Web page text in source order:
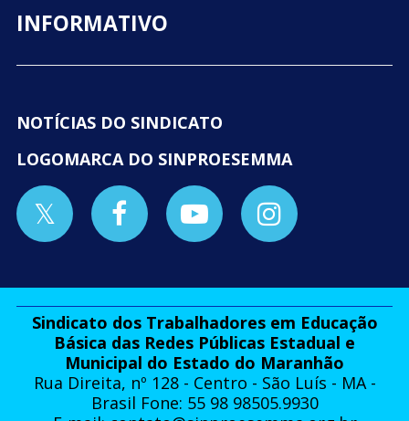
INFORMATIVO
NOTÍCIAS DO SINDICATO
LOGOMARCA DO SINPROESEMMA
Sindicato dos Trabalhadores em Educação
Básica das Redes Públicas Estadual e
Municipal do Estado do Maranhão
Rua Direita, nº 128 - Centro - São Luís - MA -
Brasil Fone: 55 98 98505.9930